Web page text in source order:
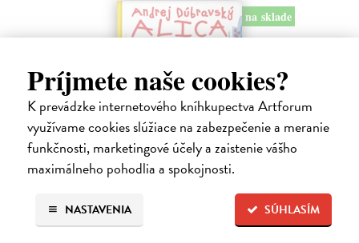
Príjmete naše cookies?
K prevádzke internetového kníhkupectva Artforum
využívame cookies slúžiace na zabezpečenie a meranie
funkčnosti, marketingové účely a zaistenie vášho
maximálneho pohodlia a spokojnosti.
SÚHLASÍM
NASTAVENIA
na sklade
Alica a hmyz
Dúbravský Andrej| Kniha
Alica je zvedavá mačka, ktorá býva so zvedavým Andrejom. Obaja sú
fascinovaní ríšou hmyzu.